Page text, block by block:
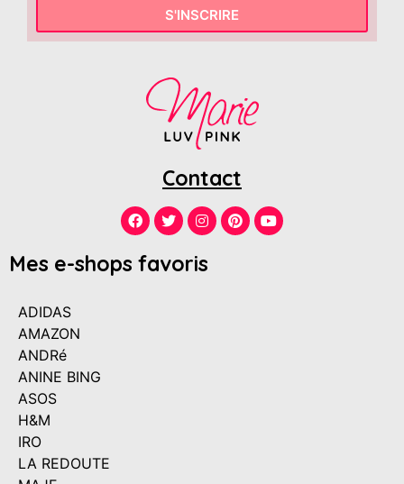
S'INSCRIRE
Contact
Mes e-shops favoris
ADIDAS
AMAZON
ANDRé
ANINE BING
ASOS
H&M
IRO
LA REDOUTE